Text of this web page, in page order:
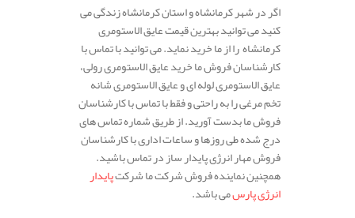
اگر در شهر کرمانشاه و استان کرمانشاه زندگی می
کنید می توانید بهترین قیمت عایق الاستومری
کرمانشاه را از ما خرید نماید. می توانید با تماس با
کارشناسان فروش ما خرید عایق الاستومری رولی،
عایق الاستومری لوله ای و عایق الاستومری شانه
تخم مرغی را به راحتی و فقط با تماس با کارشناسان
فروش ما بدست آورید. از طریق شماره تماس های
درج شده طی روزها و ساعات اداری با کارشناسان
فروش مهار انرژی پایدار ساز در تماس باشید.
همچنین نماینده فروش شرکت ما شرکتپایدار
انرژی پارسمی باشد.